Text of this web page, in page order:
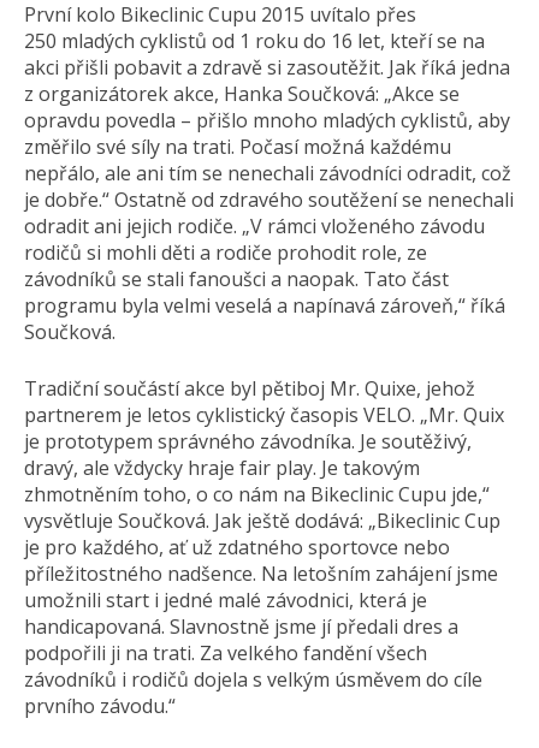
První kolo Bikeclinic Cupu 2015 uvítalo přes
250 mladých cyklistů od 1 roku do 16 let, kteří se na
akci přišli pobavit a zdravě si zasoutěžit. Jak říká jedna
z organizátorek akce, Hanka Součková: „Akce se
opravdu povedla – přišlo mnoho mladých cyklistů, aby
změřilo své síly na trati. Počasí možná každému
nepřálo, ale ani tím se nenechali závodníci odradit, což
je dobře.“ Ostatně od zdravého soutěžení se nenechali
odradit ani jejich rodiče. „V rámci vloženého závodu
rodičů si mohli děti a rodiče prohodit role, ze
závodníků se stali fanoušci a naopak. Tato část
programu byla velmi veselá a napínavá zároveň,“ říká
Součková.
Tradiční součástí akce byl pětiboj Mr. Quixe, jehož
partnerem je letos cyklistický časopis VELO. „Mr. Quix
je prototypem správného závodníka. Je soutěživý,
dravý, ale vždycky hraje fair play. Je takovým
zhmotněním toho, o co nám na Bikeclinic Cupu jde,“
vysvětluje Součková. Jak ještě dodává: „Bikeclinic Cup
je pro každého, ať už zdatného sportovce nebo
příležitostného nadšence. Na letošním zahájení jsme
umožnili start i jedné malé závodnici, která je
handicapovaná. Slavnostně jsme jí předali dres a
podpořili ji na trati. Za velkého fandění všech
závodníků i rodičů dojela s velkým úsměvem do cíle
prvního závodu.“